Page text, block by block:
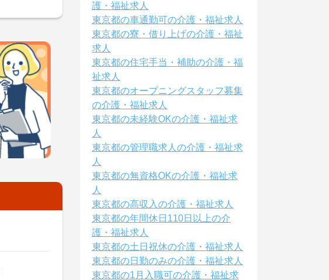
護・福祉求人
東京都の車通勤可の介護・福祉求人
東京都の寮・借り上げの介護・福祉
求人
東京都の住宅手当・補助の介護・福
祉求人
東京都のオープニングスタッフ募集
の介護・福祉求人
東京都の未経験OKの介護・福祉求
人
東京都の管理職求人の介護・福祉求
人
東京都の無資格OKの介護・福祉求
人
東京都の高収入の介護・福祉求人
東京都の年間休日110日以上の介
護・福祉求人
東京都の土日祝休の介護・福祉求人
東京都の日勤のみの介護・福祉求人
東京都の1月入職可の介護・福祉求